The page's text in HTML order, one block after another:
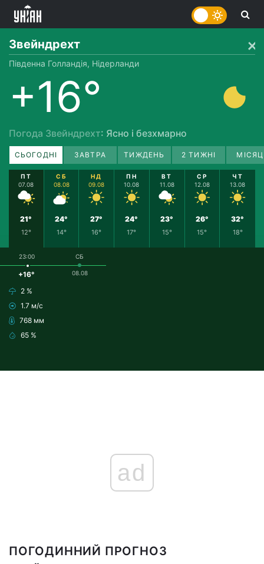
Звейндрехт
Південна Голландія, Нідерланди
+16°
Погода Звейндрехт: Ясно і безхмарно
СЬОГОДНІ ЗАВТРА ТИЖДЕНЬ 2 ТИЖНІ
ПТ
07.08
21°
12°
СБ
08.08
24°
14°
НД
09.08
27°
16°
ПН
10.08
24°
17°
ВТ
11.08
23°
15°
СР
12.08
26°
15°
ЧТ
13.08
32°
18°
23:00
+16°
2 %
1.7 м/с
768 мм
65 %
СБ
08.08
ad
ПОГОДИННИЙ ПРОГНОЗ